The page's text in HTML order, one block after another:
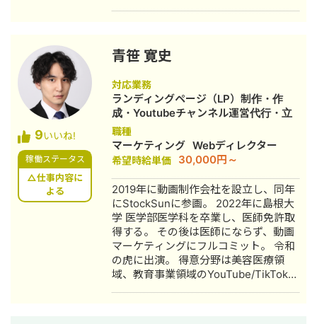
26歳で退職。国家資格取得を目指し医
療短期大学へ入学。 ■ 柔道整復師 国
家資格取得・整形外科入職 資格取得
後、岐阜県内の整形外科クリニックに
入職。臨床の現場で集客・経営課題を
肌で感じ、デジタルマーケティングへ
の関心が深まる。 ■ 誠美接骨院 創
業・FC学習塾 オーナー就任 岐阜県に
「誠美接骨院」を開業。県下初の取り
組みとして交通事故専門弁護士法人と
の業務提携を締結し、客単価80,000円
の高単価ビジネスモデルを確立。その
後、FC学習塾「キミノスクール岐阜
校」のオーナーとしても教育事業に参
入。自院・塾の集客でSNSやLINEを活
用したデジタルマーケティングを実
践・検証する中で、中小企業向けの
Webコンサルティング事業を開始。現
9いいね!
稼働ステータス
△仕事内容に
よる
青笹 寛史
対応業務
ランディングページ（LP）制作・作
成・Youtubeチャンネル運営代行・立
ち上げ・新規事業立上・SNS運用代
行・キャスティング・動画制作・動画
編集
職種
マーケティング Webディレクター
希望時給単価 30,000円～
2019年に動画制作会社を設立し、同年
にStockSunに参画。 2022年に島根大
学 医学部医学科を卒業し、医師免許取
得する。 その後は医師にならず、動画
マーケティングにフルコミット。 令和
の虎に出演。 得意分野は美容医療領
域、教育事業領域のYouTube/TikTokの